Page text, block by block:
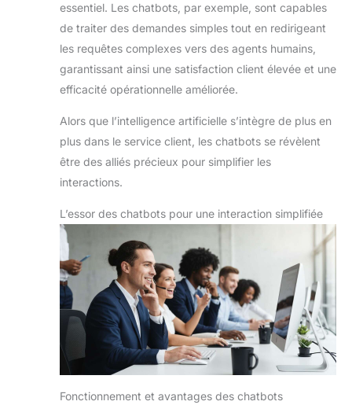
essentiel. Les chatbots, par exemple, sont capables
de traiter des demandes simples tout en redirigeant
les requêtes complexes vers des agents humains,
garantissant ainsi une satisfaction client élevée et une
efficacité opérationnelle améliorée.
Alors que l’intelligence artificielle s’intègre de plus en
plus dans le service client, les chatbots se révèlent
être des alliés précieux pour simplifier les
interactions.
L’essor des chatbots pour une interaction simplifiée
Fonctionnement et avantages des chatbots